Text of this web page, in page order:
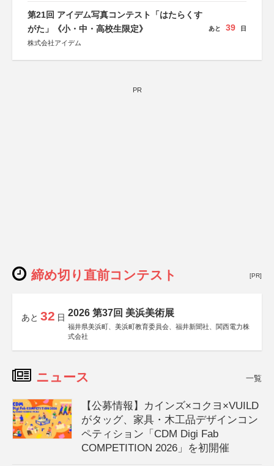
第21回 アイデム写真コンテスト「はたらくす
がた」《小・中・高校生限定》
株式会社アイデム
あと 39 日
PR
締め切り直前コンテスト [PR]
あと 32 日 2026 第37回 美浜美術展
福井県美浜町、美浜町教育委員会、福井新聞社、関西電力株
式会社
ニュース 一覧
【公募情報】カインズ×コクヨ×VUILD
がタッグ、家具・木工品デザインコン
ペティション「CDM Digi Fab
COMPETITION 2026」を初開催